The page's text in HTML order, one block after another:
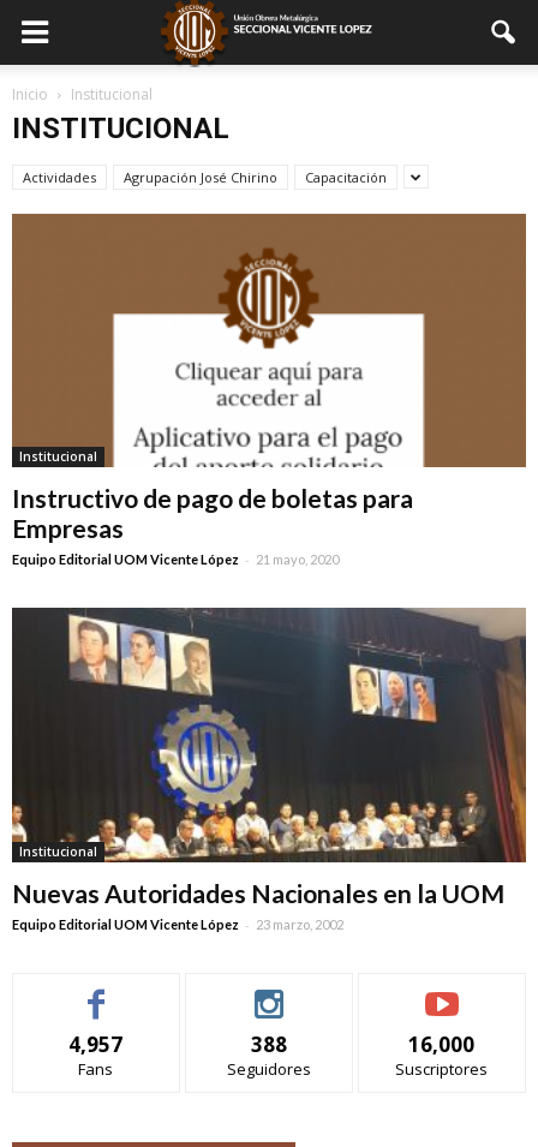
Inicio Institucional
INSTITUCIONAL
Actividades Agrupación José Chirino Capacitación
Institucional
Instructivo de pago de boletas para
Empresas
Equipo Editorial UOM Vicente López - 21 mayo, 2020
Institucional
Nuevas Autoridades Nacionales en la UOM
Equipo Editorial UOM Vicente López - 23 marzo, 2002
4,957
Fans
388
Seguidores
16,000
Suscriptores